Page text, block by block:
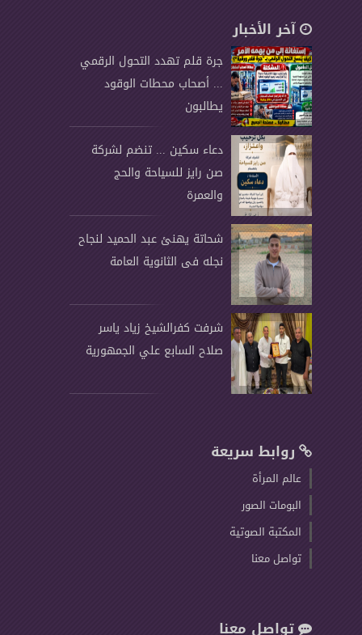
آخر الأخبار
جرة قلم تهدد التحول الرقمي
... أصحاب محطات الوقود
يطالبون
دعاء سكين ... تنضم لشركة
صن رايز للسياحة والحج
والعمرة
شحاتة يهنئ عبد الحميد لنجاح
نجله فى الثانوية العامة
شرفت كفرالشيخ زياد ياسر
صلاح السابع علي الجمهورية
روابط سريعة
عالم المرأة
البومات الصور
المكتبة الصوتية
تواصل معنا
تواصل معنا